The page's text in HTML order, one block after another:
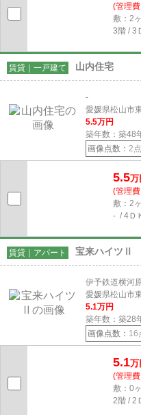
(管理
敷：2
3階 / 3
賃貸｜一戸建て 山内住宅
-
愛媛県松山市
5.5万円
築年数：築48
画像点数： 2点
5.5万
(管理
敷：2
- / 4Ｄ
賃貸｜アパート 宝来ハイツⅡ
伊予鉄道横河
愛媛県松山市
5.1万円
築年数：築28
画像点数： 16
5.1万
(管理
敷：0
2階 / 2